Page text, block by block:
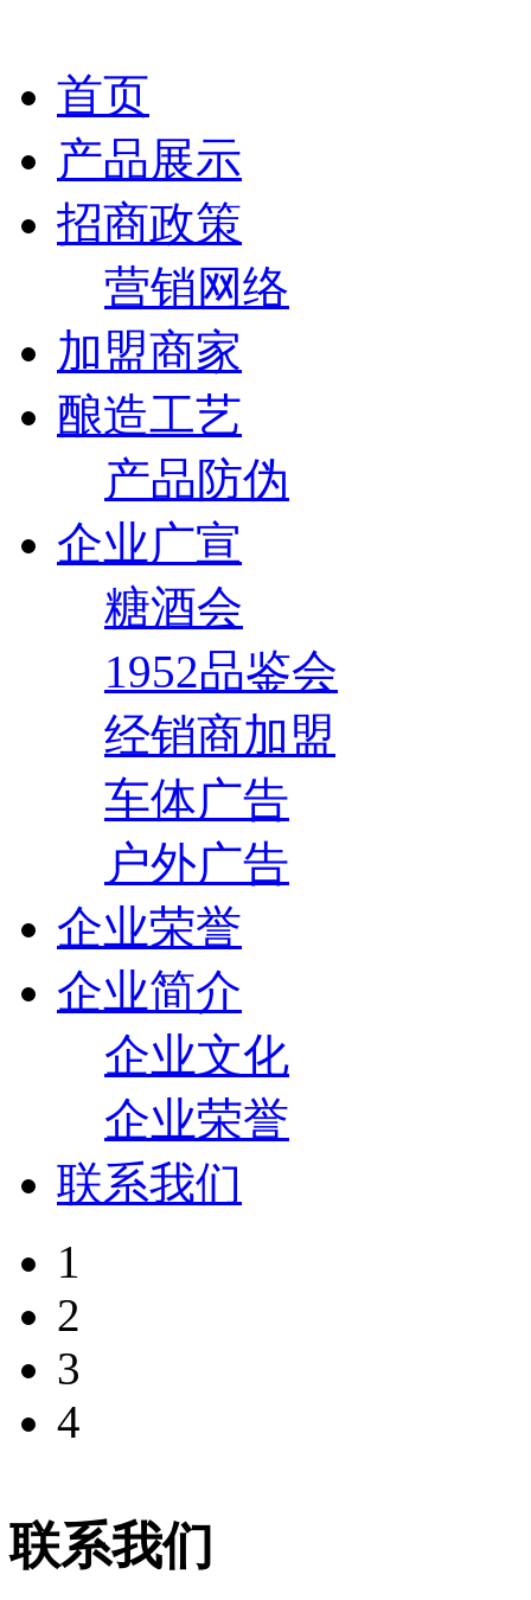
首页
产品展示
招商政策
营销网络
加盟商家
酿造工艺
产品防伪
企业广宣
糖酒会
1952品鉴会
经销商加盟
车体广告
户外广告
企业荣誉
企业简介
企业文化
企业荣誉
联系我们
1
2
3
4
联系我们